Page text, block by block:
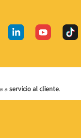
aservicio al cliente.